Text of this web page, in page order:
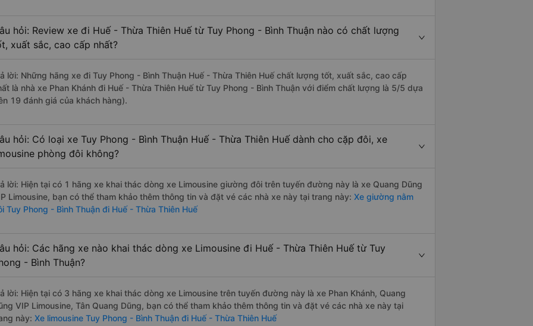
hỏi: Review xe đi Huế - Thừa Thiên Huế từ Tuy Phong - Bình Thuận nào có chất lượng
xuất sắc, cao cấp nhất?
lời: Những hãng xe đi Tuy Phong - Bình Thuận Huế - Thừa Thiên Huế chất lượng tốt, xuất sắc, cao cấp
là nhà xe Phan Khánh đi Huế - Thừa Thiên Huế từ Tuy Phong - Bình Thuận với điểm chất lượng là 5/5 dựa
19 đánh giá của khách hàng).
hỏi: Có loại xe Tuy Phong - Bình Thuận Huế - Thừa Thiên Huế dành cho cặp đôi, xe
phòng đôi không?
lời: Hiện tại có 1 hãng xe khai thác dòng xe Limousine giường đôi trên tuyến đường này là xe Quang Dũng
Limousine, bạn có thể tham khảo thêm thông tin và đặt vé các nhà xe này tại trang này: Xe giường nằm
Tuy Phong - Bình Thuận đi Huế - Thừa Thiên Huế
hỏi: Các hãng xe nào khai thác dòng xe Limousine đi Huế - Thừa Thiên Huế từ Tuy
- Bình Thuận?
lời: Hiện tại có 3 hãng xe khai thác dòng xe Limousine trên tuyến đường này là xe Phan Khánh, Quang
VIP Limousine, Tân Quang Dũng, bạn có thể tham khảo thêm thông tin và đặt vé các nhà xe này tại
này: Xe limousine Tuy Phong - Bình Thuận đi Huế - Thừa Thiên Huế